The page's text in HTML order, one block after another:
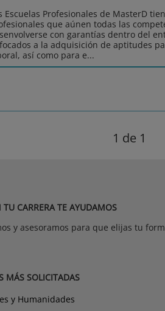
Escuelas Profesionales de MasterD
que aúnen todas las
con garantías dentro del
a la adquisición de aptitudes
así como para e...
1 de 1
CARRERA TE AYUDAMOS
y asesoramos para que elijas tu
MÁS SOLICITADAS
y Humanidades